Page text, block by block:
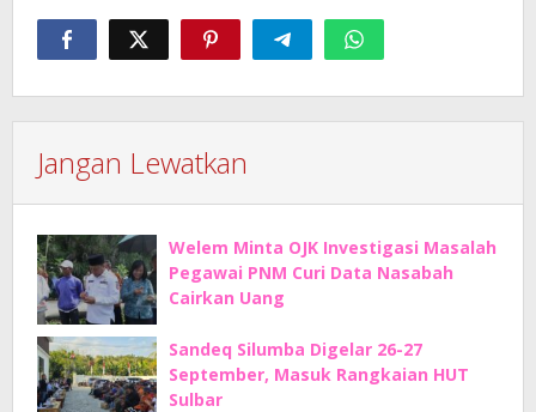
Jangan Lewatkan
Welem Minta OJK Investigasi Masalah
Pegawai PNM Curi Data Nasabah
Cairkan Uang
Sandeq Silumba Digelar 26-27
September, Masuk Rangkaian HUT
Sulbar